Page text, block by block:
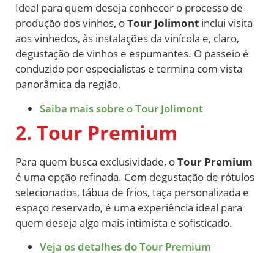
Ideal para quem deseja conhecer o processo de
produção dos vinhos, oTour Jolimont inclui visita
aos vinhedos, às instalações da vinícola e, claro,
degustação de vinhos e espumantes. O passeio é
conduzido por especialistas e termina com vista
panorâmica da região.
Saiba mais sobre o Tour Jolimont
2. Tour Premium
Para quem busca exclusividade, oTour Premium
é uma opção refinada. Com degustação de rótulos
selecionados, tábua de frios, taça personalizada e
espaço reservado, é uma experiência ideal para
quem deseja algo mais intimista e sofisticado.
Veja os detalhes do Tour Premium